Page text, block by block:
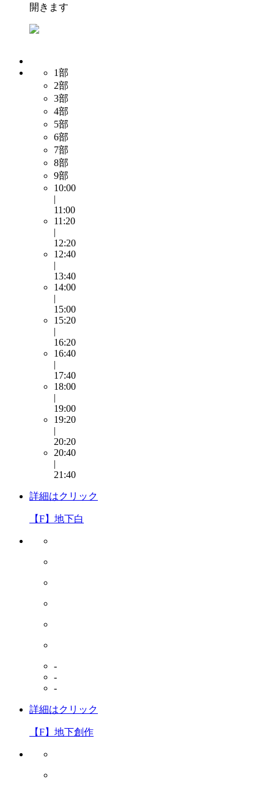
開きます
1部
2部
3部
4部
5部
6部
7部
8部
9部
10:00
|
11:00
11:20
|
12:20
12:40
|
13:40
14:00
|
15:00
15:20
|
16:20
16:40
|
17:40
18:00
|
19:00
19:20
|
20:20
20:40
|
21:40
詳細はクリック
【F】地下白
-
-
-
詳細はクリック
【F】地下創作